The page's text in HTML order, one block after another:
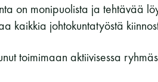
on monipuolista ja tehtävää
kaikkia johtokuntatyöstä
toimimaan aktiivisessa